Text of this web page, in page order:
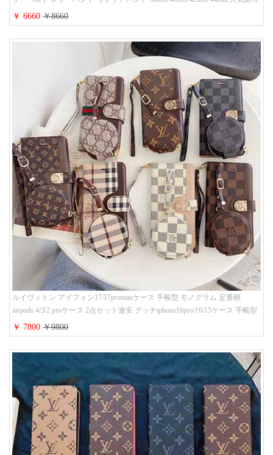
￥ 6660￥8660
ルイヴィトン アイフォン17/17promaxケース 手帳型 モノグラム 定番柄
airpods 4/3/2 proケース 2点セット激安 グッチiphone16pro/16/15ケース 手帳型
財布カード入り 多機能 ハイ ブランド Galaxy S25/S24/S23手帳カバー おすす
め
￥ 7800￥9800